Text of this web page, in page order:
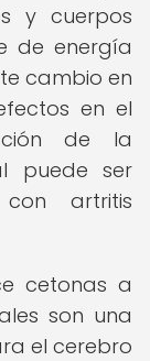
y cuerpos
de energía
cambio en
en el
de la
puede ser
artritis
cetonas a
son una
el cerebro